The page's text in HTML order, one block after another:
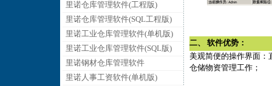
里诺仓库管理软件(工程版)
里诺仓库管理软件(SQL工程版)
里诺工业仓库管理软件(单机版)
里诺工业仓库管理软件(SQL版)
里诺钢材仓库管理软件
里诺人事工资软件(单机版)
二、 软件优势：
美观简便的操作界面：
仓储物资管理工作；